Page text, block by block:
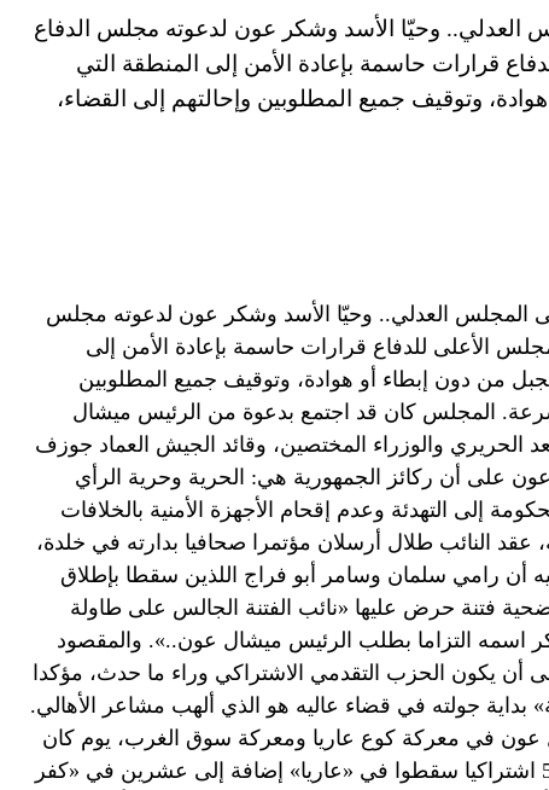
العدلي.. وحيّا الأسد وشكر عون لدعوته مجلس الدفاع
قرارات حاسمة بإعادة الأمن إلى المنطقة التي
وتوقيف جميع المطلوبين وإحالتهم إلى القضاء،
المجلس العدلي.. وحيّا الأسد وشكر عون لدعوته مجلس
الأعلى للدفاع قرارات حاسمة بإعادة الأمن إلى
من دون إبطاء أو هوادة، وتوقيف جميع المطلوبين
المجلس كان قد اجتمع بدعوة من الرئيس ميشال
والوزراء المختصين، وقائد الجيش العماد جوزف
على أن ركائز الجمهورية هي: الحرية وحرية الرأي
إلى التهدئة وعدم إقحام الأجهزة الأمنية بالخلافات
عقد النائب طلال أرسلان مؤتمرا صحافيا بدارته في خلدة،
أن رامي سلمان وسامر أبو فراج اللذين سقطا بإطلاق
فتنة حرض عليها «نائب الفتنة الجالس على طاولة
اسمه التزاما بطلب الرئيس ميشال عون..». والمقصود
أن يكون الحزب التقدمي الاشتراكي وراء ما حدث، مؤكدا
بداية جولته في قضاء عاليه هو الذي ألهب مشاعر الأهالي.
عون في معركة كوع عاريا ومعركة سوق الغرب، يوم كان
برتبة قائد لواء، حيث يقول البعض إن نحو 50 اشتراكيا سقطوا في «عاريا» إضافة إلى عشرين في «كفر